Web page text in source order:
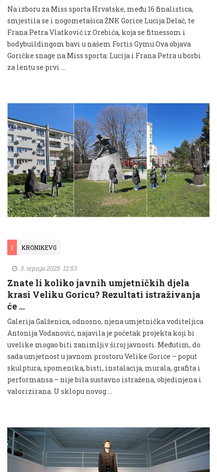
Na izboru za Miss sporta Hrvatske, među 16 finalistica,
smjestila se i nogometašica ŽNK Gorice Lucija Delač, te
Frana Petra Vlatković iz Orebića, koja se fitnessom i
bodybuildingom bavi u našem Fortis Gymu Ova objava
Goričke snage na Miss sporta: Lucija i Frana Petra u borbi
za lentu se prvi …
I KRONIKEVG
3. srpnja 2025. 12:53
Znate li koliko javnih umjetničkih djela
krasi Veliku Goricu? Rezultati istraživanja
će …
Galerija Galženica, odnosno, njena umjetnička voditeljica
Antonija Vodanović, najavila je početak projekta koji bi
uvelike mogao biti zanimljiv široj javnosti. Međutim, do
sada umjetnost u javnom prostoru Velike Gorice – poput
skulptura, spomenika, bisti, instalacija, murala, grafita i
performansa – nije bila sustavno istražena, objedinjena i
valorizirana. U sklopu novog …